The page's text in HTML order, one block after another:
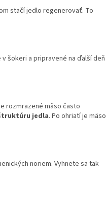
stačí jedlo regenerovať. To
šokeri a pripravené na ďalší deň
rozmrazené mäso často
jedla. Po ohriatí je mäso
noriem. Vyhnete sa tak